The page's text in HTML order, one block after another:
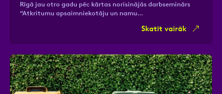
Rīgā jau otro gadu pēc kārtas norisinājās darbseminārs
“Atkritumu apsaimniekotāju un namu…
Skatīt vairāk